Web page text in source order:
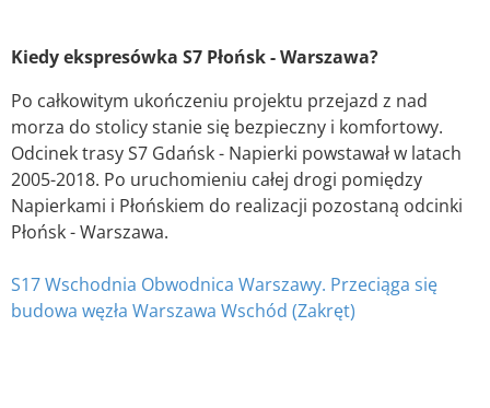
Kiedy ekspresówka S7 Płońsk - Warszawa?
Po całkowitym ukończeniu projektu przejazd z nad
morza do stolicy stanie się bezpieczny i komfortowy.
Odcinek trasy S7 Gdańsk - Napierki powstawał w latach
2005-2018. Po uruchomieniu całej drogi pomiędzy
Napierkami i Płońskiem do realizacji pozostaną odcinki
Płońsk - Warszawa.
S17 Wschodnia Obwodnica Warszawy. Przeciąga się
budowa węzła Warszawa Wschód (Zakręt)